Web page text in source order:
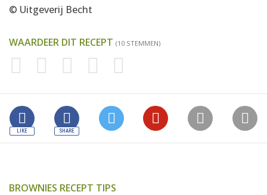
© Uitgeverij Becht
WAARDEER DIT RECEPT (10 STEMMEN)
BROWNIES RECEPT TIPS